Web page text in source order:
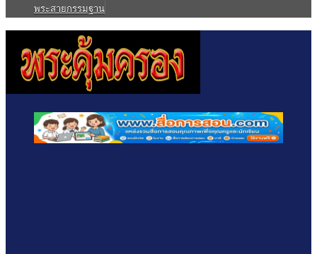
พระสายกรรมฐาน